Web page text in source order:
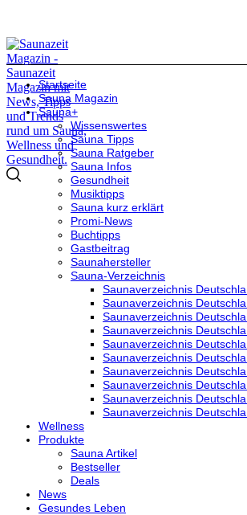
Startseite
Sauna Magazin
Sauna+
Wissenswertes
Sauna Tipps
Sauna Ratgeber
Sauna Infos
Gesundheit
Musiktipps
Sauna kurz erklärt
Promi-News
Buchtipps
Gastbeitrag
Saunahersteller
Sauna-Verzeichnis
Saunaverzeichnis
Saunaverzeichnis
Saunaverzeichnis
Saunaverzeichnis
Saunaverzeichnis
Saunaverzeichnis
Saunaverzeichnis
Saunaverzeichnis
Saunaverzeichnis
Saunaverzeichnis
Wellness
Produkte
Sauna Artikel
Bestseller
Deals
News
Gesundes Leben